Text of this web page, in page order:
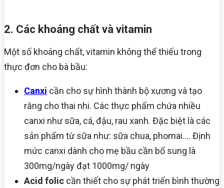
2. Các khoáng chất và vitamin
Một số khoáng chất, vitamin không thể thiếu trong
thực đơn cho bà bầu:
Canxi cần cho sự hình thành bộ xương và tạo
răng cho thai nhi. Các thực phẩm chứa nhiều
canxi như sữa, cá, đậu, rau xanh. Đặc biệt là các
sản phẩm từ sữa như: sữa chua, phomai…. Định
mức canxi dành cho mẹ bầu cần bổ sung là
300mg/ngày đạt 1000mg/ ngày
Acid folic cần thiết cho sự phát triển bình thường